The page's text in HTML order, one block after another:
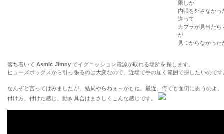
限しか
内張を外さなか
違って
カプラが見当た
が
見つからなかった
落ち着いてAsmic Jimnyでイグニッション電源が取れる場所を探します。
ヒューズボックスから引っ張るのは大変なので、近場で手の届く範囲で探したいの
なんぞと言ってはみましたが、結局やらねぇ～かもね。最近、何でも面倒に思うのよ。
付け方、付けた感じ、動き具合はまさしくこんな感じです。